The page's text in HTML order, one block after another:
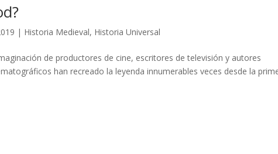
| Historia Medieval, Historia Universal
de productores de cine, escritores de televisión y autores
han recreado la leyenda innumerables veces desde la